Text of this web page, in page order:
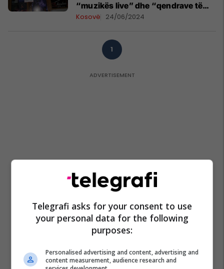
“muzikës live” dhe “qendrave të
masazheve”
Kosovë 24/06/2024
1
Telegrafi asks for your consent to use
your personal data for the following
purposes:
Personalised advertising and content, advertising and
content measurement, audience research and